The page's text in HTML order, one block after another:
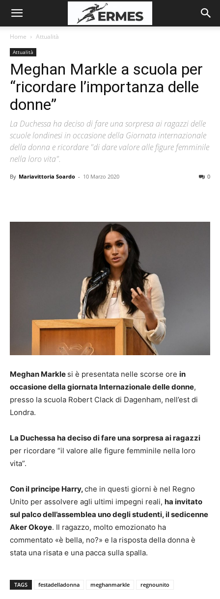
Home Attualità
Attualità
Meghan Markle a scuola per
“ricordare l’importanza delle
donne”
La Duchessa ha deciso di fare una sorpresa ai ragazzi delle
scuole londinesi in occasione della Giornata internazionale
della donna e ricordare "di dare valore alle figure femminile
nella loro vita".
By Mariavittoria Soardo - 10 Marzo 2020 0
Meghan Markle si è presentata nelle scorse ore in
occasione della giornata Internazionale delle donne,
presso la scuola Robert Clack di Dagenham, nell’est di
Londra.
La Duchessa ha deciso di fare una sorpresa ai ragazzi
per ricordare “il valore alle figure femminile nella loro
vita”.
Con il principe Harry,che in questi giorni è nel Regno
Unito per assolvere agli ultimi impegni reali, ha invitato
sul palco dell’assemblea uno degli studenti, il sedicenne
Aker Okoye. Il ragazzo, molto emozionato ha
commentato «è bella, no?» e la risposta della donna è
stata una risata e una pacca sulla spalla.
TAGS festadelladonna meghanmarkle regnounito